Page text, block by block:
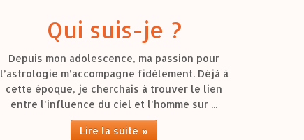
Qui suis-je ?
Depuis mon adolescence, ma passion pour
l’astrologie m’accompagne fidèlement. Déjà à
cette époque, je cherchais à trouver le lien
entre l’influence du ciel et l’homme sur ...
Lire la suite »